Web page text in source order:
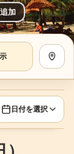
加
地図
日付を選択